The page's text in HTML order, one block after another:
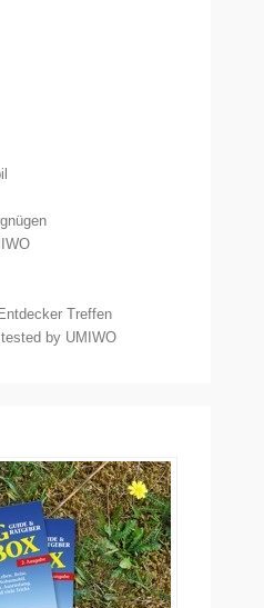
Treffen
by UMIWO